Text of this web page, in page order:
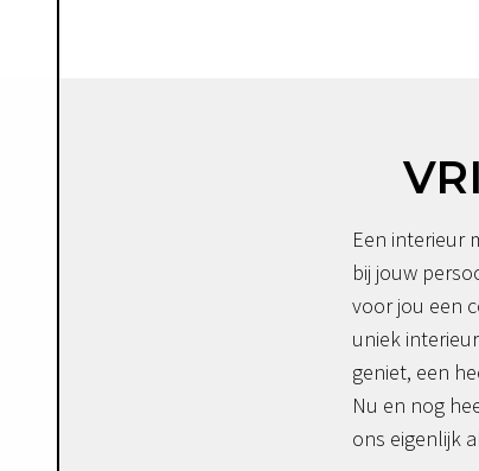
Een interieur
bij jouw
voor jou een
uniek
geniet, een
Nu en nog
ons eigenlijk